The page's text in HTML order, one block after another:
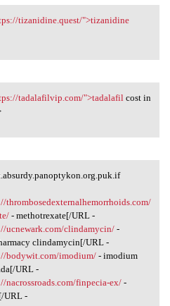
tizanidine
tizanidine.quest/">tizanidine
tadalafilvip
tadalafilvip.com/">tadalafilcost in
thrombosedexternalhemorrhoids.com/
- methotrexate[/URL -
ucnewark.com/clindamycin/-
clindamycin[/URL -
bodywit.com/imodium/- imodium
URL -
nacrossroads.com/finpecia-ex/-
URL -